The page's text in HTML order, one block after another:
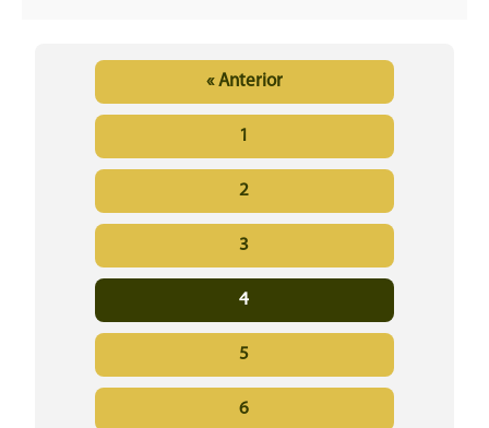
« Anterior
1
2
3
4
5
6